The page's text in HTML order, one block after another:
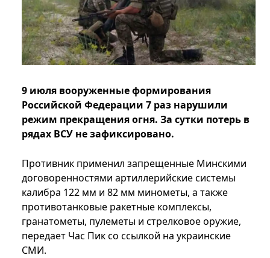
9 июля вооруженные формирования
Российской Федерации 7 раз нарушили
режим прекращения огня. За сутки потерь в
рядах ВСУ не зафиксировано.
Противник применил запрещенные Минскими
договоренностями артиллерийские системы
калибра 122 мм и 82 мм минометы, а также
противотанковые ракетные комплексы,
гранатометы, пулеметы и стрелковое оружие,
передает Час Пик со ссылкой на украинские
СМИ.